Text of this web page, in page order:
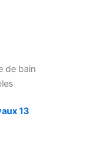
de bain
13